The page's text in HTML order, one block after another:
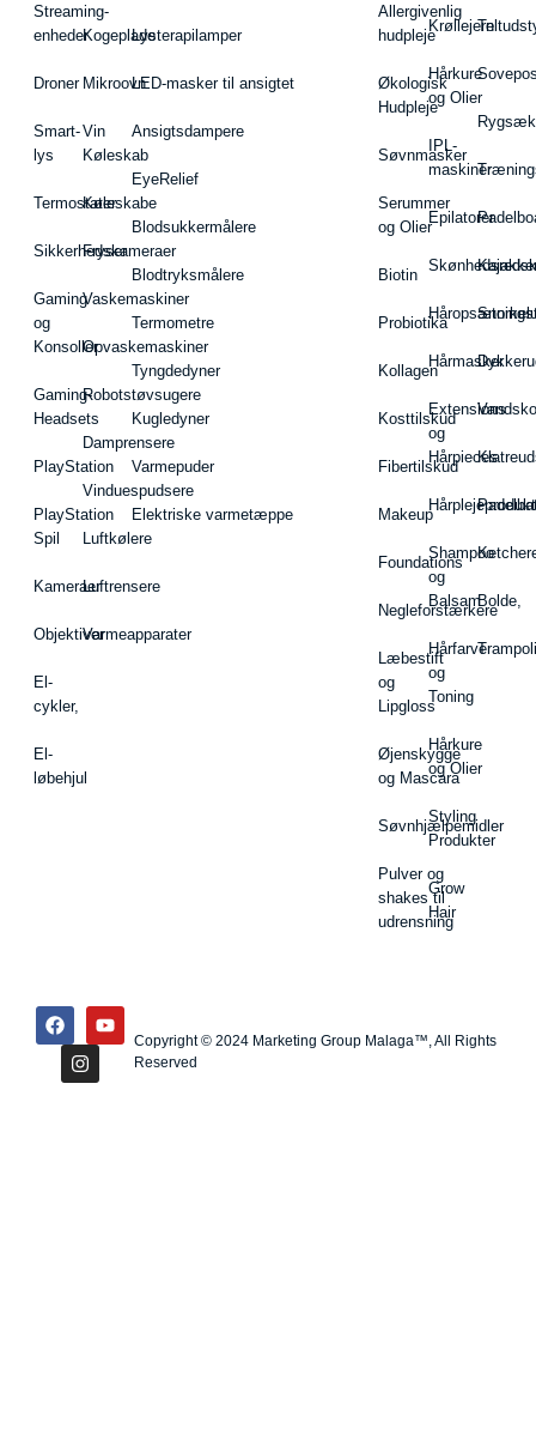
Streaming-
enheder
Droner
Smart-
lys
Termostater
Sikkerhedskameraer
Gaming
og
Konsoller
Gaming-
Headsets
PlayStation
PlayStation
Spil
Kameraer
Objektiver
El-
cykler,
El-
løbehjul
Kogeplade
Mikroovn
Vin
Køleskab
Køleskabe
Fryser
Vaskemaskiner
Opvaskemaskiner
Robotstøvsugere
Damprensere
Vinduespudsere
Luftkølere
Luftrensere
Varmeapparater
Lysterapilamper
LED-masker til ansigtet
Ansigtsdampere
EyeRelief
Blodsukkermålere
Blodtryksmålere
Termometre
Tyngdedyner
Kugledyner
Varmepuder
Elektriske varmetæppe
Allergivenlig
hudpleje
Økologisk
Hudpleje
Søvnmasker
Serummer
og Olier
Biotin
Probiotika
Kollagen
Kosttilskud
Fibertilskud
Makeup
Foundations
Negleforstærkere
Læbestift
og
Lipgloss
Øjenskygge
og Mascara
Søvnhjælpemidler
Pulver og
shakes til
udrensning
Krøllejern
Hårkure
og Olier
IPL-
maskiner
Epilatorer
Hårmasker
Extensions
og
Hårpieces
Shampoo
og
Balsam
Hårfarve
og
Toning
Hårkure
og Olier
Styling
Produkter
Grow
Hair
Vandsko
Bolde,
Copyright © 2024 Marketing Group Malaga™, All Rights
Reserved